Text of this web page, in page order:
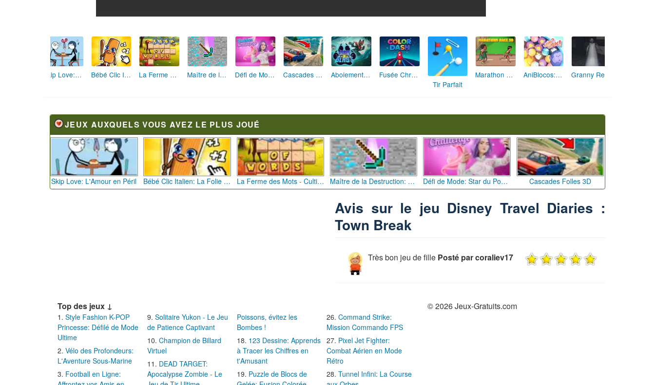
Skip Love: L'Amour en Péril Bébé Clic Italien: La Folie des Petits Bambins La Ferme des Mots - Cultivez votre Vocabulaire Maître de la Destruction: Fusion de Pioches Défi de Mode: Star du Podium Cascades Folles 3D Aboiement Stellaire : Aventure Canine
Fusée Chromatique: La Course des Couleurs
Tir Parfait
Marathon Champion io AniBlocos: Connecte les Animaux Mignons!
JEUX AUXQUELS VOUS AVEZ LE PLUS JOUÉ
Skip Love: L'Amour en Péril Bébé Clic Italien: La Folie des Petits Bambins La Ferme des Mots - Cultivez votre Vocabulaire Maître de la Destruction: Fusion de Pioches Défi de Mode: Star du Podium Cascades Folles 3D
Avis sur le jeu Disney Travel Diaries :
Town Break
Très bon jeu de fille Posté par coraliev17
Top des jeux ↓
Style Fashion K-POP
Princesse: Défilé de Mode
Ultime
Vélo des Profondeurs:
L'Aventure Sous-Marine
Football en Ligne:
Solitaire Yukon - Le Jeu
de Patience Captivant
Champion de Billard
Virtuel
DEAD TARGET:
Apocalypse Zombie - Le
Poissons, évitez les
Bombes !
123 Dessine: Apprends
à Tracer les Chiffres en
t'Amusant
Puzzle de Blocs de
Command Strike:
Mission Commando FPS
Pixel Jet Fighter:
Combat Aérien en Mode
Rétro
Tunnel Infini: La Course
© 2026 Jeux-Gratuits.com